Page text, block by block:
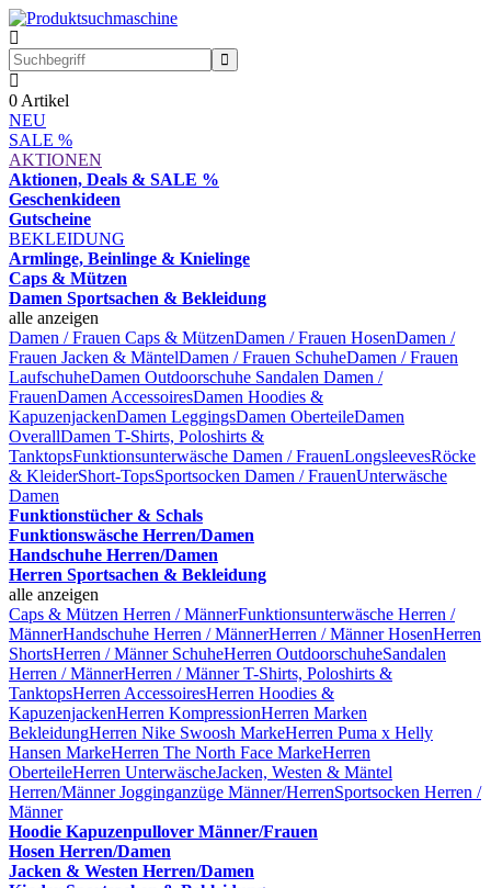
0 Artikel
NEU
SALE %
AKTIONEN
Aktionen, Deals & SALE %
Geschenkideen
Gutscheine
BEKLEIDUNG
Armlinge, Beinlinge & Knielinge
Caps & Mützen
Damen Sportsachen & Bekleidung
alle anzeigen
Damen / Frauen Caps & MützenDamen / Frauen HosenDamen /
Frauen Jacken & MäntelDamen / Frauen SchuheDamen / Frauen
LaufschuheDamen Outdoorschuhe Sandalen Damen /
FrauenDamen AccessoiresDamen Hoodies &
KapuzenjackenDamen LeggingsDamen OberteileDamen
OverallDamen T-Shirts, Poloshirts &
TanktopsFunktionsunterwäsche Damen / FrauenLongsleevesRöcke
& KleiderShort-TopsSportsocken Damen / FrauenUnterwäsche
Damen
Funktionstücher & Schals
Funktionswäsche Herren/Damen
Handschuhe Herren/Damen
Herren Sportsachen & Bekleidung
alle anzeigen
Caps & Mützen Herren / MännerFunktionsunterwäsche Herren /
MännerHandschuhe Herren / MännerHerren / Männer HosenHerren
ShortsHerren / Männer SchuheHerren OutdoorschuheSandalen
Herren / MännerHerren / Männer T-Shirts, Poloshirts &
TanktopsHerren AccessoiresHerren Hoodies &
KapuzenjackenHerren KompressionHerren Marken
BekleidungHerren Nike Swoosh MarkeHerren Puma x Helly
Hansen MarkeHerren The North Face MarkeHerren
OberteileHerren UnterwäscheJacken, Westen & Mäntel
Herren/MännerJogginganzüge Männer/HerrenSportsocken Herren /
Männer
Hoodie Kapuzenpullover Männer/Frauen
Hosen Herren/Damen
Jacken & Westen Herren/Damen